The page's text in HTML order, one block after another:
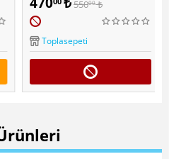
Muscle Cheff Kakaolu
Fındık Ezmesi 2'li paket
55000 ₺
Toplasepeti